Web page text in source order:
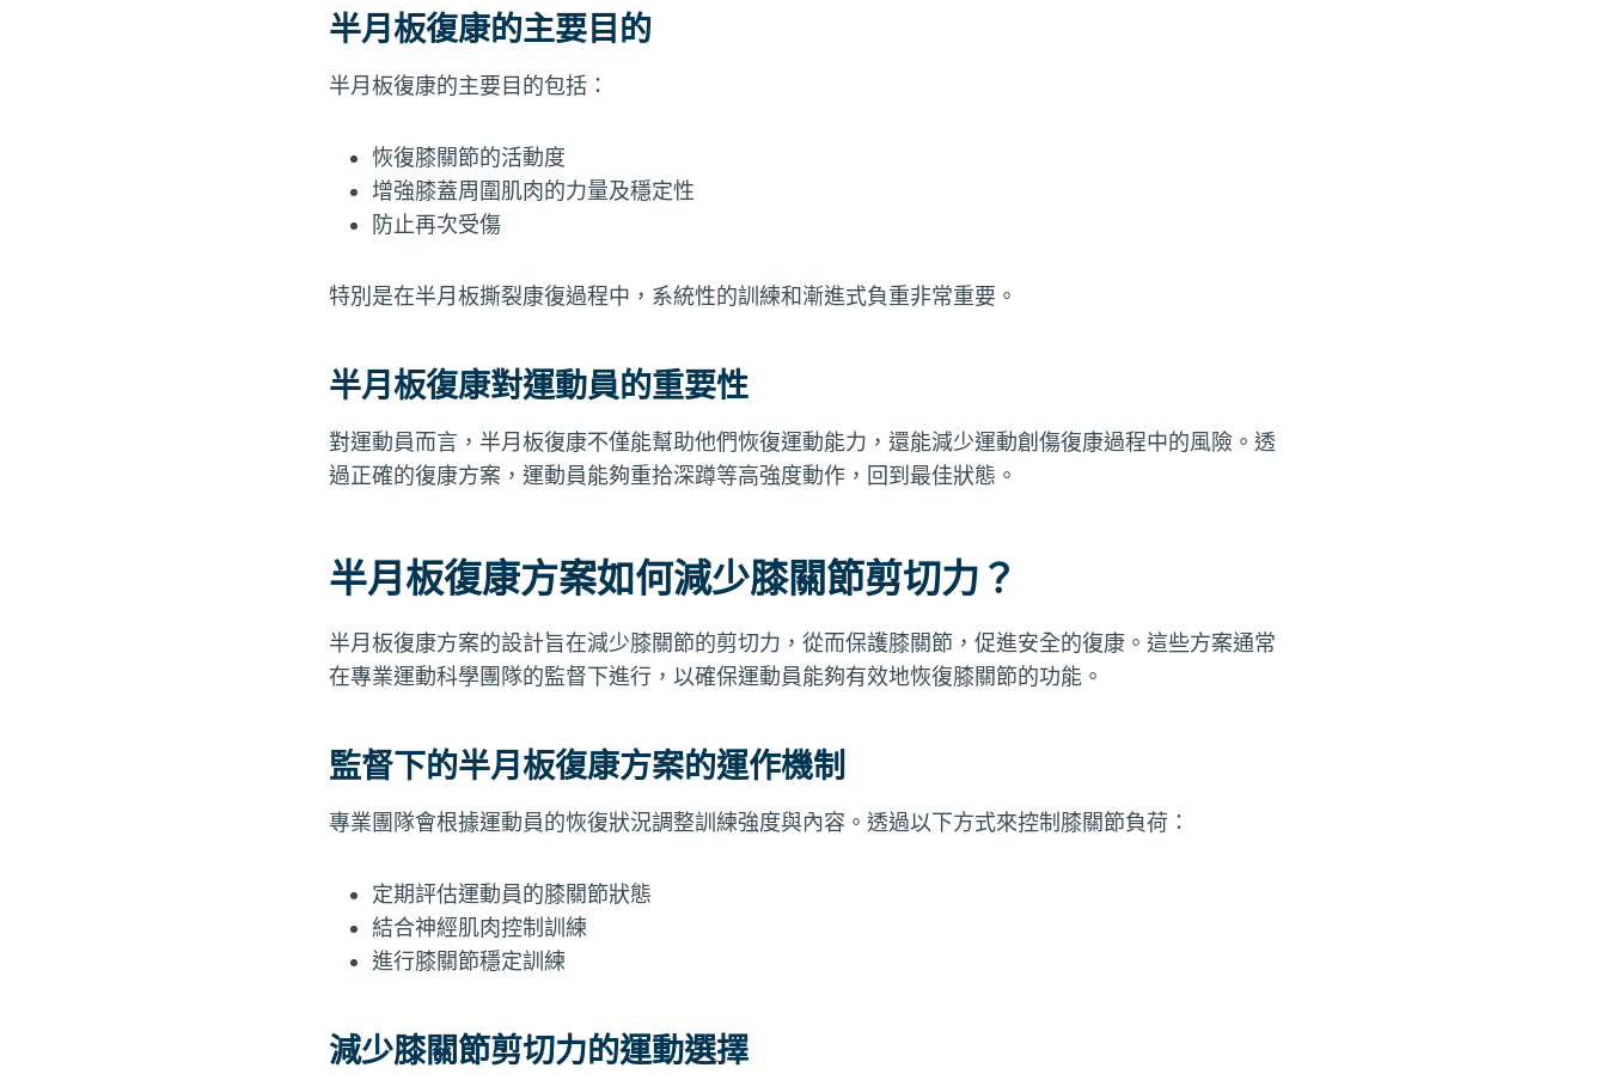
半月板復康的主要目的
半月板復康的主要目的包括：
恢復膝關節的活動度
增強膝蓋周圍肌肉的力量及穩定性
防止再次受傷
特別是在半月板撕裂康復過程中，系統性的訓練和漸進式負重非常重要。
半月板復康對運動員的重要性
對運動員而言，半月板復康不僅能幫助他們恢復運動能力，還能減少運動創傷復康過程中的風險。透
過正確的復康方案，運動員能夠重拾深蹲等高強度動作，回到最佳狀態。
半月板復康方案如何減少膝關節剪切力？
半月板復康方案的設計旨在減少膝關節的剪切力，從而保護膝關節，促進安全的復康。這些方案通常
在專業運動科學團隊的監督下進行，以確保運動員能夠有效地恢復膝關節的功能。
監督下的半月板復康方案的運作機制
專業團隊會根據運動員的恢復狀況調整訓練強度與內容。透過以下方式來控制膝關節負荷：
定期評估運動員的膝關節狀態
結合神經肌肉控制訓練
進行膝關節穩定訓練
減少膝關節剪切力的運動選擇